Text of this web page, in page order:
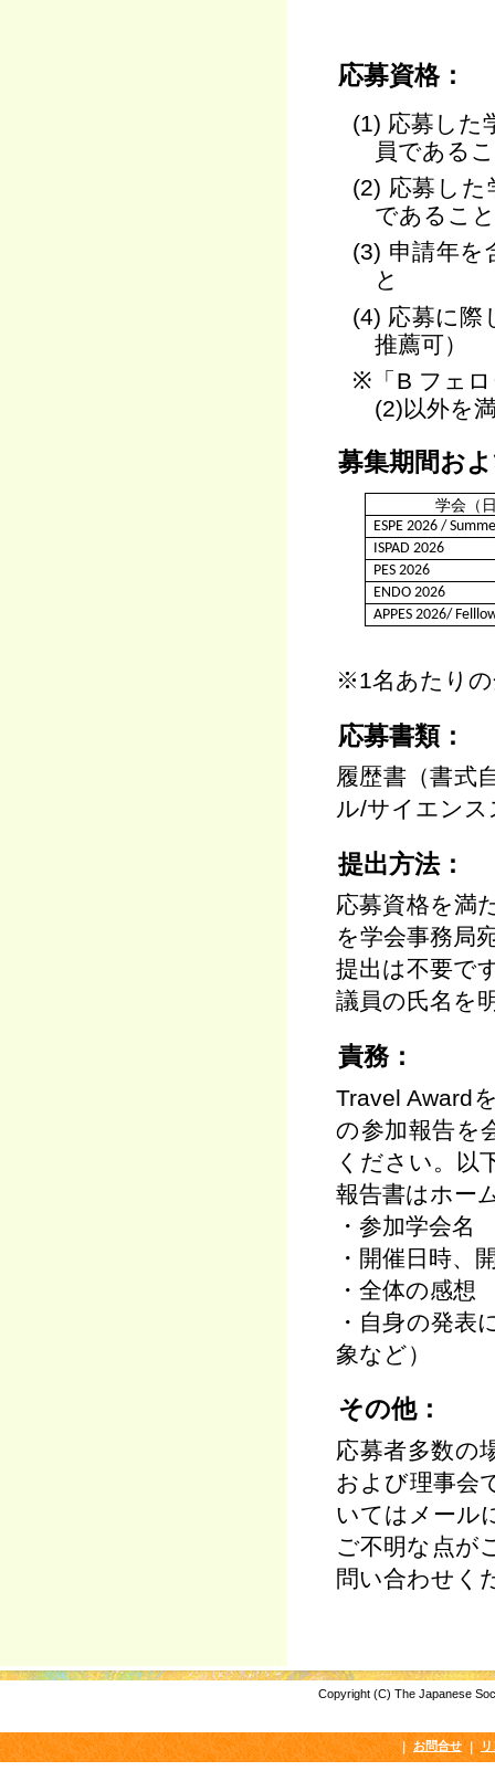
応募資格：
(1) 応募した
員である
(2) 応募し
であること
(3) 申請年を
と
(4) 応募に際
推薦可）
※「B フェ
(2)以外を
募集期間お
学会（
ESPE 2026 /
ISPAD 2026
PES 2026
ENDO 2026
APPES 2026/
※1名あたり
応募書類：
履歴書（書式
ル/サイエン
提出方法：
応募資格を満
を学会事務局
提出は不要で
議員の氏名を
責務：
Travel Award
の参加報告を
ください。以
報告書はホー
・参加学会名
・開催日時、
・全体の感想
・自身の発表
象など）
その他：
応募者多数の
および理事会
いてはメール
ご不明な点が
問い合わせく
Copyright (C) The Japanese
｜ お問合せ｜